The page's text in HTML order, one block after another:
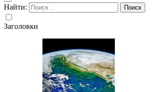
Найти:
Заголовки